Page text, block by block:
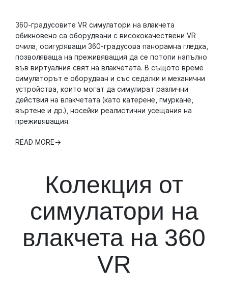
360-градусовите VR симулатори на влакчета
обикновено са оборудвани с висококачествени VR
очила, осигуряващи 360-градусова панорамна гледка,
позволяваща на преживяващия да се потопи напълно
във виртуалния свят на влакчетата. В същото време
симулаторът е оборудван и със седалки и механични
устройства, които могат да симулират различни
действия на влакчетата (като катерене, гмуркане,
въртене и др.), носейки реалистични усещания на
преживяващия.
READ MORE→
Колекция от
симулатори на
влакчета на 360
VR